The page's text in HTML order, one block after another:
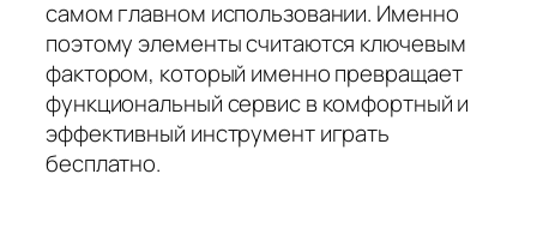
самом главном использовании. Именно
поэтому элементы считаются ключевым
фактором, который именно превращает
функциональный сервис в комфортный и
эффективный инструмент играть
бесплатно.